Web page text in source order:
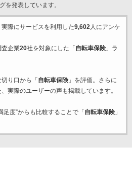
を発表しています。
際にサービスを利用した9,602人にアンケ
査企業20社を対象にした「 自転車保険」ラ
り口から「 自転車保険」を評価。さらに
実際のユーザーの声も掲載しています。
度”からも比較することで「 自転車保険」